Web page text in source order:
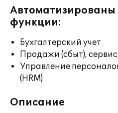
функции:
Бухгалтерский учет
Продажи (сбыт),
Управление
(HRM)
Описание